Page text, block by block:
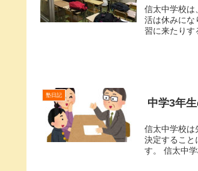
信太中学校は
活は休みにな
習に来たりす
塾日記
中学3年
信太中学校は
決定することになり
す。 信太中